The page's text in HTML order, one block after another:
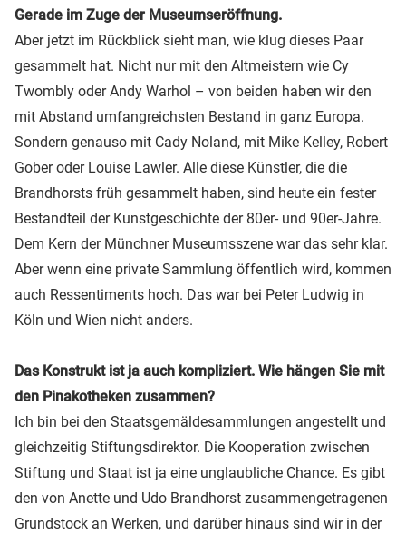
Gerade im Zuge der Museumseröffnung.
Aber jetzt im Rückblick sieht man, wie klug dieses Paar
gesammelt hat. Nicht nur mit den Altmeistern wie Cy
Twombly oder Andy Warhol – von beiden haben wir den
mit Abstand umfangreichsten Bestand in ganz Europa.
Sondern genauso mit Cady Noland, mit Mike Kelley, Robert
Gober oder Louise Lawler. Alle diese Künstler, die die
Brandhorsts früh gesammelt haben, sind heute ein fester
Bestandteil der Kunstgeschichte der 80er- und 90er-Jahre.
Dem Kern der Münchner Museumsszene war das sehr klar.
Aber wenn eine private Sammlung öffentlich wird, kommen
auch Ressentiments hoch. Das war bei Peter Ludwig in
Köln und Wien nicht anders.
Das Konstrukt ist ja auch kompliziert. Wie hängen Sie mit
den Pinakotheken zusammen?
Ich bin bei den Staatsgemäldesammlungen angestellt und
gleichzeitig Stiftungsdirektor. Die Kooperation zwischen
Stiftung und Staat ist ja eine unglaubliche Chance. Es gibt
den von Anette und Udo Brandhorst zusammengetragenen
Grundstock an Werken, und darüber hinaus sind wir in der